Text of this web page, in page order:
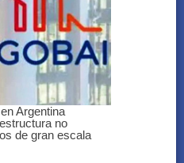
Argentina
no
de gran escala